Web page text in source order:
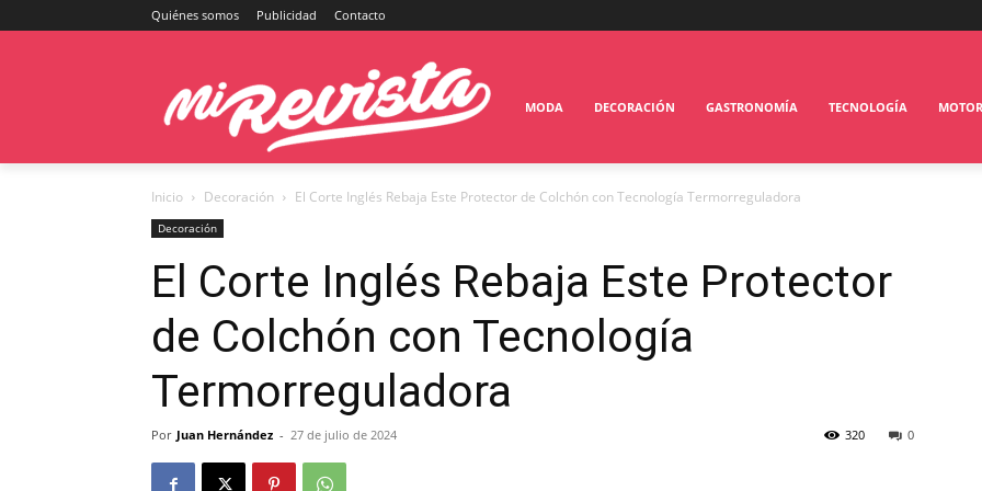
Quiénes somos Publicidad Contacto
MODA DECORACIÓN GASTRONOMÍA TECNOLOGÍA MOTOR
Inicio Decoración El Corte Inglés Rebaja Este Protector de Colchón con Tecnología Termorreguladora
Decoración
El Corte Inglés Rebaja Este Protector
de Colchón con Tecnología
Termorreguladora
Por Juan Hernández - 27 de julio de 2024 0
320